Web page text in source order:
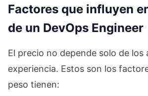
Factores que influyen
de un DevOps Engineer
El precio no depende solo de los
experiencia. Estos son los
peso tienen: